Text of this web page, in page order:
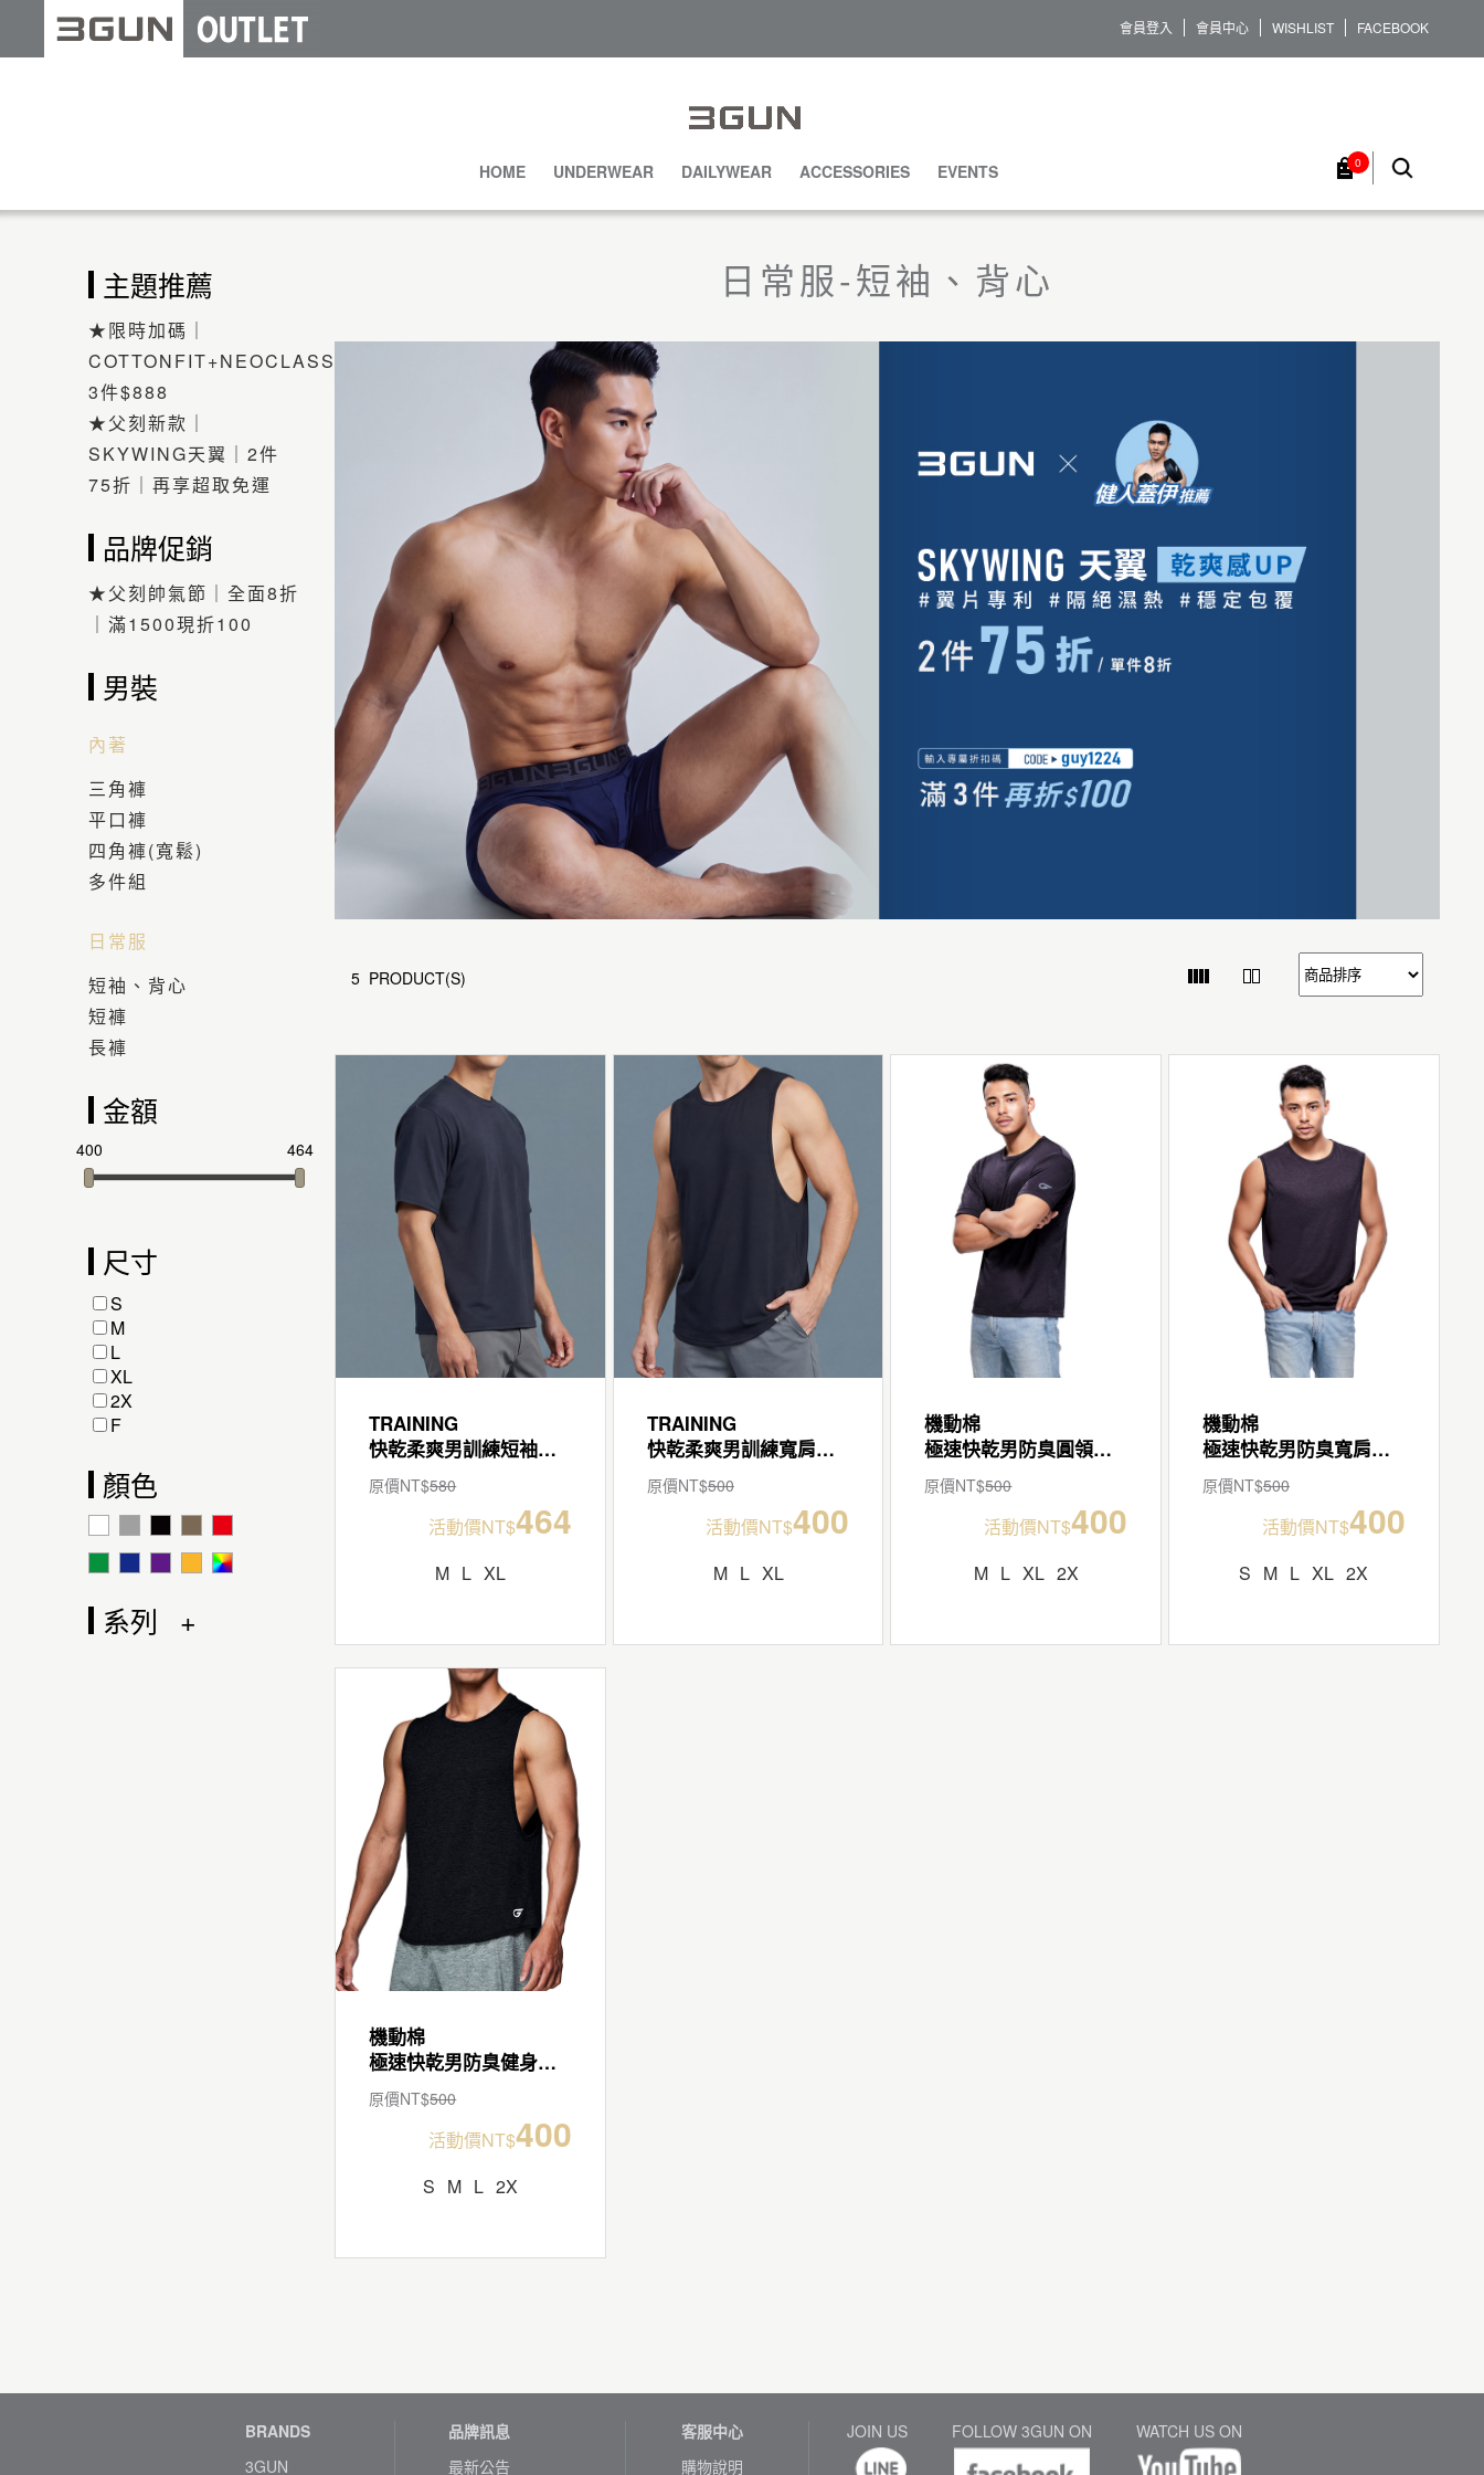
會員登入 會員中心 WISHLIST FACEBOOK
HOME UNDERWEAR DAILYWEAR ACCESSORIES EVENTS 0
主題推薦
★限時加碼｜
COTTONFIT+NEOCLASSIC
3件$888
★父刻新款｜
SKYWING天翼｜2件
75折｜再享超取免運
品牌促銷
★父刻帥氣節｜全面8折
｜滿1500現折100
男裝
內著
三角褲
平口褲
四角褲(寬鬆)
多件組
日常服
短袖、背心
短褲
長褲
金額
400 464
尺寸
S
M
L
XL
2X
F
顏色
系列
日常服-短袖、背心
5 PRODUCT(S)
TRAINING
快乾柔爽男訓練短袖寬版T
原價NT$580
活動價NT$464
M L XL
TRAINING
快乾柔爽男訓練寬肩背心
原價NT$500
活動價NT$400
M L XL
機動棉
極速快乾男防臭圓領短袖T
原價NT$500
活動價NT$400
M L XL 2X
機動棉
極速快乾男防臭寬肩背心
原價NT$500
活動價NT$400
S M L XL 2X
機動棉
極速快乾男防臭健身背心
原價NT$500
活動價NT$400
S M L 2X
BRANDS
3GUN
品牌訊息
最新公告
客服中心
購物說明
JOIN US FOLLOW 3GUN ON WATCH US ON